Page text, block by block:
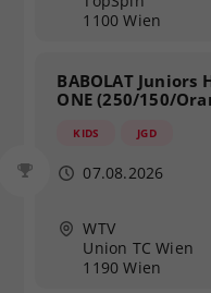
1100 Wien
BABOLAT
ONE (250/150/
KIDS JGD
07.08.2026
WTV
Union TC Wien
1190 Wien